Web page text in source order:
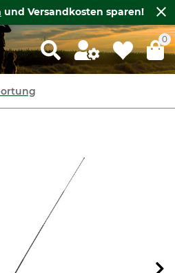
und Versandkosten sparen!
0